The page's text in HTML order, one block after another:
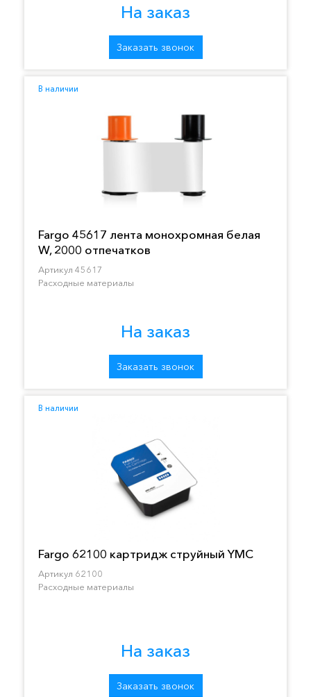
На заказ
Заказать звонок
В наличии
Fargo 45617 лента монохромная белая
W, 2000 отпечатков
Артикул 45617
Расходные материалы
На заказ
Заказать звонок
В наличии
Fargo 62100 картридж струйный YMC
Артикул 62100
Расходные материалы
На заказ
Заказать звонок